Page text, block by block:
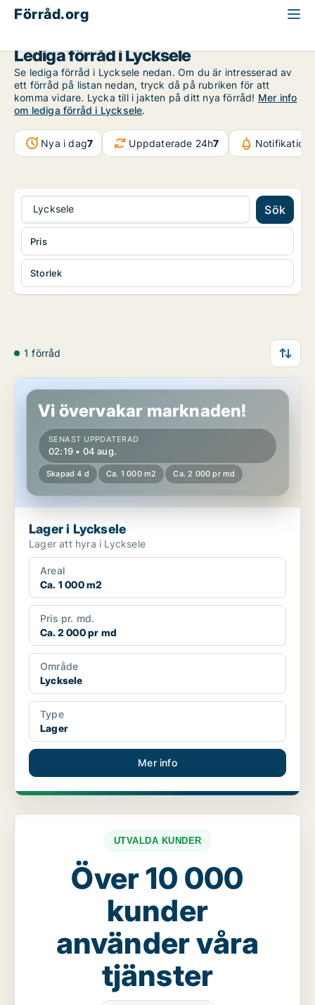
Förråd.org
Lediga förråd i Lycksele
Se lediga förråd i Lycksele nedan. Om du är intresserad av
ett förråd på listan nedan, tryck då på rubriken för att
komma vidare. Lycka till i jakten på ditt nya förråd! Mer info
om lediga förråd i Lycksele.
Nya i dag7 Uppdaterade 24h7
Lycksele Sök
Storlek
Pris
1 förråd
Lager i Lycksele
Vi övervakar marknaden!
SENAST UPPDATERAD
02:19 • 04 aug.
Skapad 4 d Ca. 1 000 m2 Ca. 2 000 pr md
Lager i Lycksele
Lager att hyra i Lycksele
Areal
Ca. 1 000 m2
Pris pr. md.
Ca. 2 000 pr md
Område
Lycksele
Type
Lager
Mer info
UTVALDA KUNDER
Över 10 000
kunder
använder våra
tjänster